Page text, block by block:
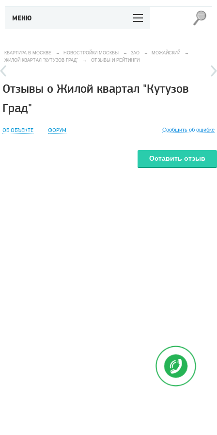
МЕНЮ
КВАРТИРА В МОСКВЕ → НОВОСТРОЙКИ МОСКВЫ → ЗАО → МОЖАЙСКИЙ
→
ЖИЛОЙ КВАРТАЛ "КУТУЗОВ ГРАД"
→ ОТЗЫВЫ И РЕЙТИНГИ
Отзывы о Жилой квартал "Кутузов
Град"
ОБ ОБЪЕКТЕ ФОРУМ Сообщить об ошибке
Оставить отзыв